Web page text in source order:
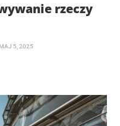
rzeczy
MAJ 5, 2025